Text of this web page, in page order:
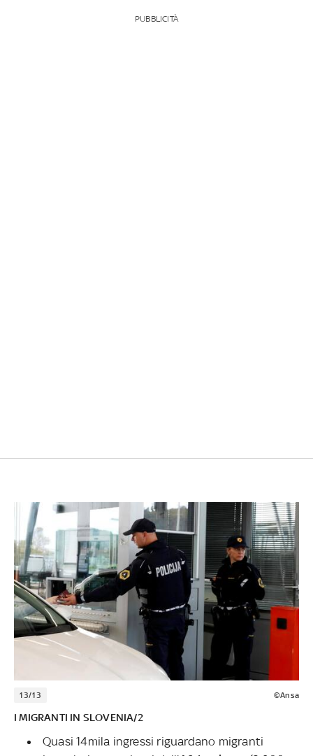
PUBBLICITÀ
13/13 ©Ansa
I MIGRANTI IN SLOVENIA/2
Quasi 14mila ingressi riguardano migranti